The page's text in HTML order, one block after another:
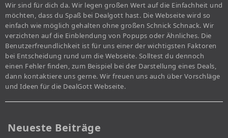
Wir sind für dich da. Wir legen großen Wert auf die Einfachheit und
möchten, dass du Spaß bei Dealgott hast. Die Webseite wird so
einfach wie möglich gehalten ohne großen Schnick Schnack. Wir
verzichten auf die Einblendung von Popups oder Ähnliches. Die
Benutzerfreundlichkeit ist für uns einer der wichtigsten Faktoren
bei Entscheidung rund um die Webseite. Solltest du dennoch
einen Fehler finden, zum Beispiel bei der Darstellung eines Deals,
dann kontaktiere uns gerne. Wir freuen uns auch über Vorschläge
und Ideen für die DealGott Webseite.
Neueste Beiträge